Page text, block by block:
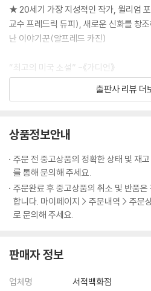
★ 20세기 가장 지성적인 작가, 윌리엄
교수 프레드릭 듀피), 새로운 신화를 창
난 이야기꾼(알프레드 카진)
“최고의 미국 소설” -《가디언》
“유쾌하다. 통쾌하다. 유머 가득한 솔 벨
“드물게 보는 중요한 작품, 그 오락성을
세 번의 전미 도서상 수상자이자 노벨문
출간
20세기 가장 지성적인 작가 솔 벨로의
에서 출간되었다. 「오기 마치의 모험」, 「
그것인데, 이들 작품은 순서대로 솔 벨로
칭해지는 솔 벨로는, 그가 없이는 현대 미
난한 환경에서 자랐음에도 그의 문학은
출판사 리뷰 더
상품정보안내
주문 전 중고상품의 정확한 상태 및 재
를 통해 문의해 주세요.
주문완료 후 중고상품의 취소 및 반품
합니다. 마이페이지 > 주문내역 > 주문
로 문의해 주세요.
판매자 정보
업체명
서적백화점